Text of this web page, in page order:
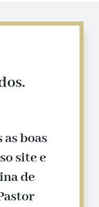
boas
site e
de